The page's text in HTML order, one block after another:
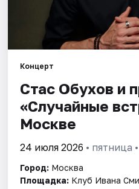
Артисты
Рейтинги
Концерт
Стас Обухов и
«Случайные
Москве
24 июля 2026 • пятница
Город: Москва
Площадка: Клуб Ивана